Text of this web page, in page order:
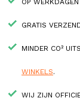
OP
GRATIS
MINDER CO²
WINKELS.
WIJ ZIJN